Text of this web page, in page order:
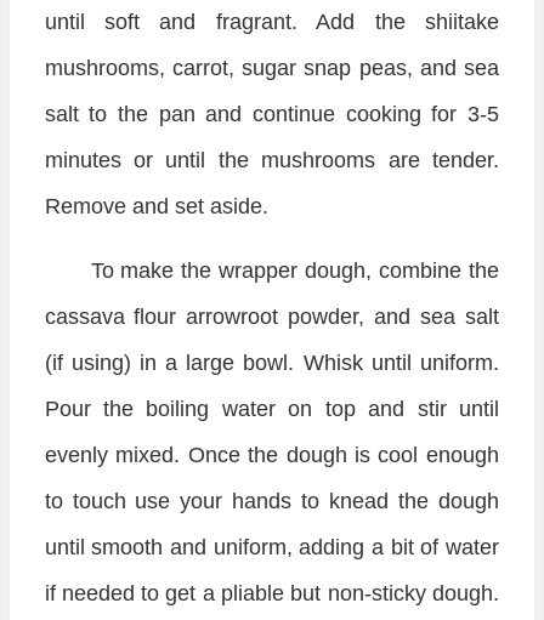
until soft and fragrant. Add the shiitake
mushrooms, carrot, sugar snap peas, and sea
salt to the pan and continue cooking for 3-5
minutes or until the mushrooms are tender.
Remove and set aside.
To make the wrapper dough, combine the
cassava flour arrowroot powder, and sea salt
(if using) in a large bowl. Whisk until uniform.
Pour the boiling water on top and stir until
evenly mixed. Once the dough is cool enough
to touch use your hands to knead the dough
until smooth and uniform, adding a bit of water
if needed to get a pliable but non-sticky dough.